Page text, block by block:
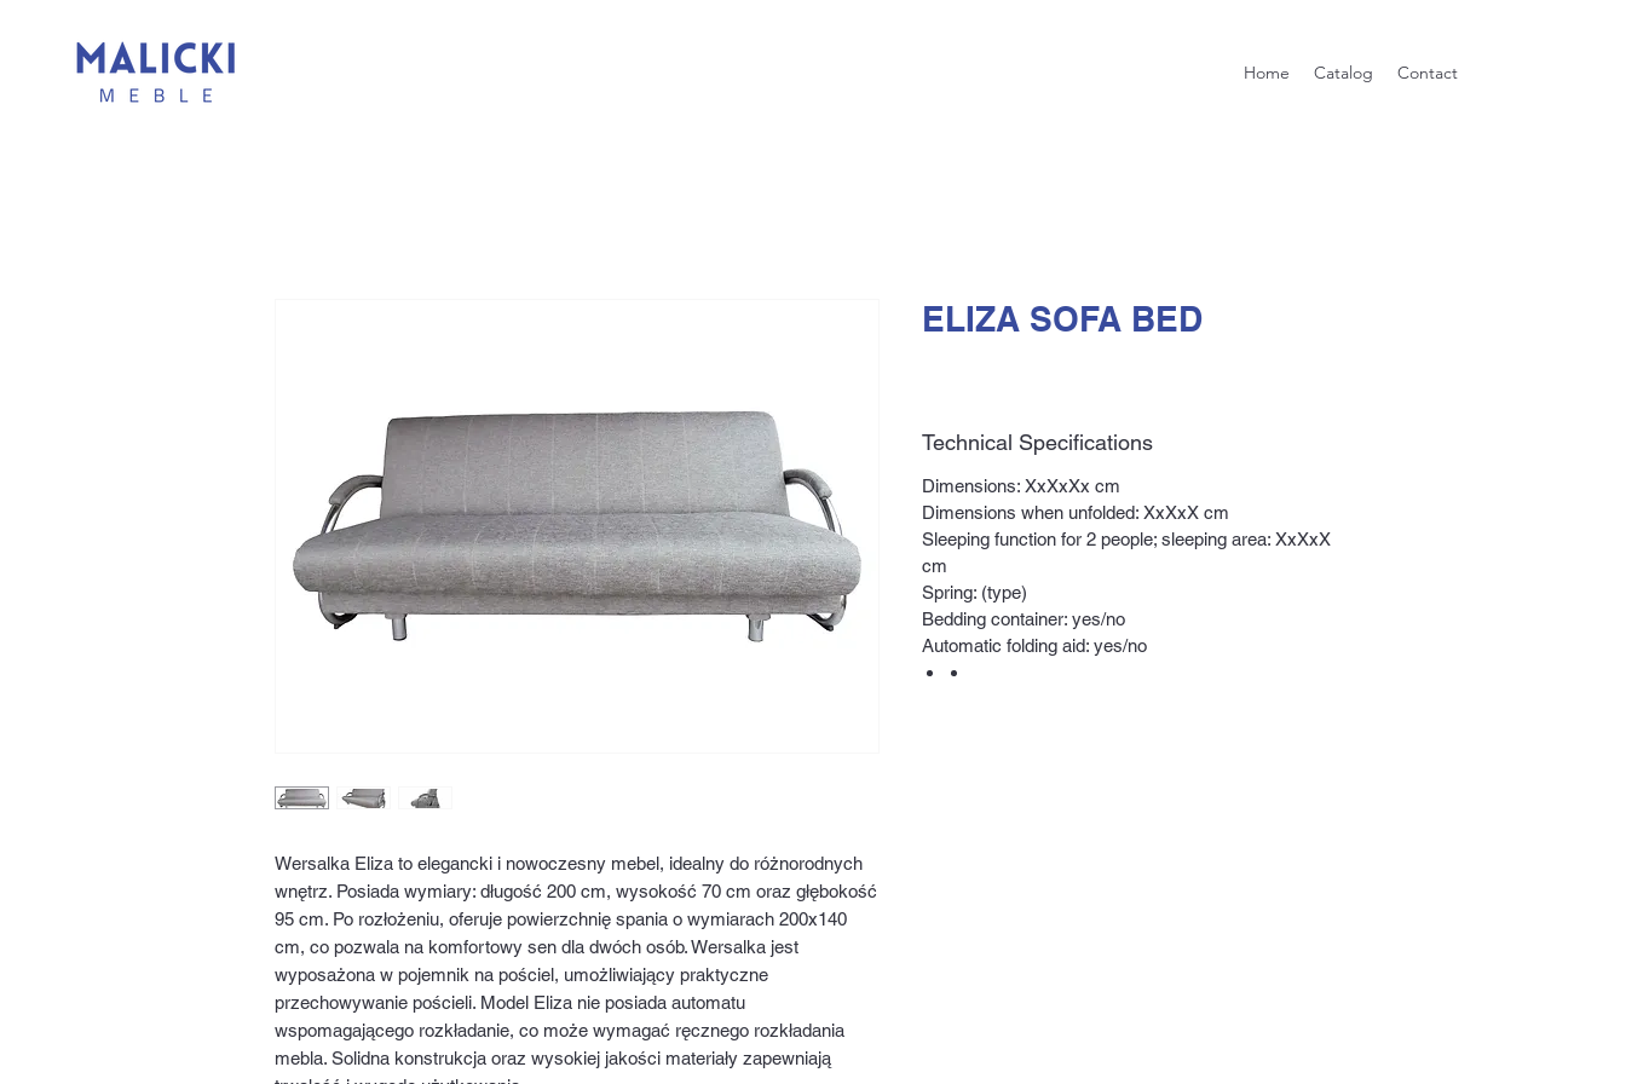
Home Catalog Contact
Wersalka Eliza to elegancki i nowoczesny mebel, idealny do różnorodnych
wnętrz. Posiada wymiary: długość 200 cm, wysokość 70 cm oraz głębokość
95 cm. Po rozłożeniu, oferuje powierzchnię spania o wymiarach 200x140
cm, co pozwala na komfortowy sen dla dwóch osób. Wersalka jest
wyposażona w pojemnik na pościel, umożliwiający praktyczne
przechowywanie pościeli. Model Eliza nie posiada automatu
wspomagającego rozkładanie, co może wymagać ręcznego rozkładania
mebla. Solidna konstrukcja oraz wysokiej jakości materiały zapewniają
ELIZA SOFA BED
Technical Specifications
Dimensions: XxXxXx cm
Dimensions when unfolded: XxXxX cm
Sleeping function for 2 people; sleeping area: XxXxX
cm
Spring: (type)
Bedding container: yes/no
Automatic folding aid: yes/no